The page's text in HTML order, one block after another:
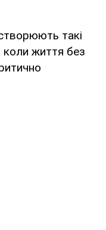
такі
коли життя без